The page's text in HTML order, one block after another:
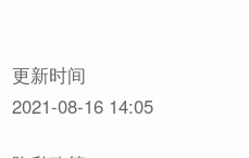
试！欢迎来到完全准
场史诗般的精准军队战
人是装满了精确武器模
更新时间
2021-08-16 14:05